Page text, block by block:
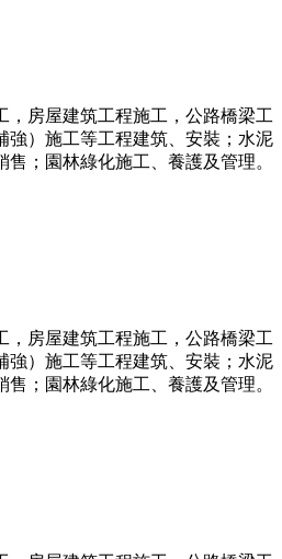
，房屋建筑工程施工，公路橋梁工
強）施工等工程建筑、安裝；水泥
；園林綠化施工、養護及管理。
，房屋建筑工程施工，公路橋梁工
強）施工等工程建筑、安裝；水泥
；園林綠化施工、養護及管理。